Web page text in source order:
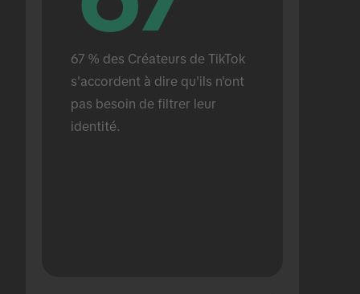
67 % des Créateurs de TikTok
s'accordent à dire qu'ils n'ont
pas besoin de filtrer leur
identité.